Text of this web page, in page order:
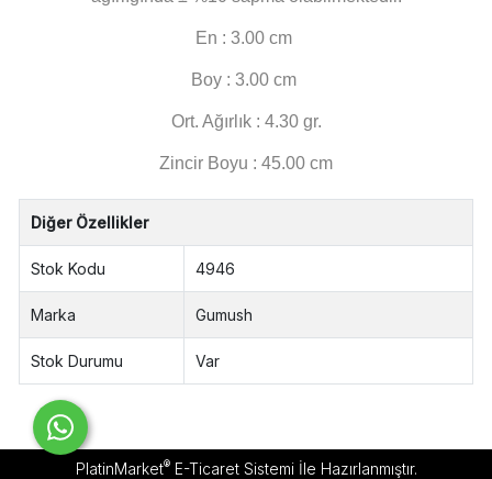
En : 3.00 cm
Boy : 3.00 cm
Ort. Ağırlık : 4.30 gr.
Zincir Boyu : 45.00 cm
Diğer Özellikler
Stok Kodu 4946
Marka Gumush
Stok Durumu Var
PlatinMarket®E-Ticaret Sistemiİle Hazırlanmıştır.